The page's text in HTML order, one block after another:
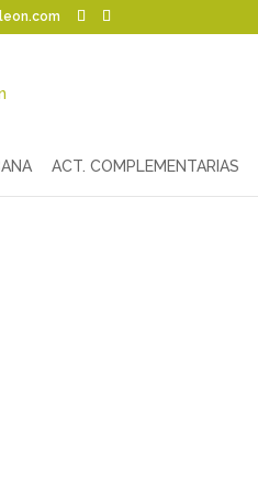
ACT. COMPLEMENTARIAS